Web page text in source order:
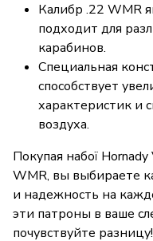
Калибр .22 WMR
подходит для
карабинов.
Специальная
способствует
характеристик и
воздуха.
Покупая набої
WMR, вы выбираете
и надежность на
эти патроны в ваше
почувствуйте разницу!